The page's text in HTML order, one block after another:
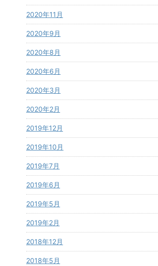
2020年11月
2020年9月
2020年8月
2020年6月
2020年3月
2020年2月
2019年12月
2019年10月
2019年7月
2019年6月
2019年5月
2019年2月
2018年12月
2018年5月